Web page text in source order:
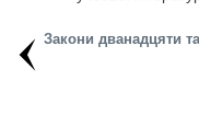
Закони дванадцяти